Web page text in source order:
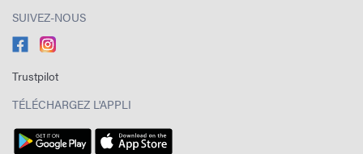
SUIVEZ-NOUS
Trustpilot
TÉLÉCHARGEZ L'APPLI